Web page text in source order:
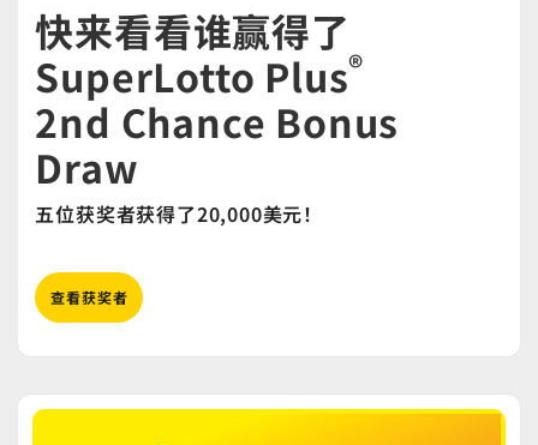
快来看看谁赢得了
SuperLotto Plus®
2nd Chance Bonus
Draw
五位获奖者获得了20,000美元！
查看获奖者